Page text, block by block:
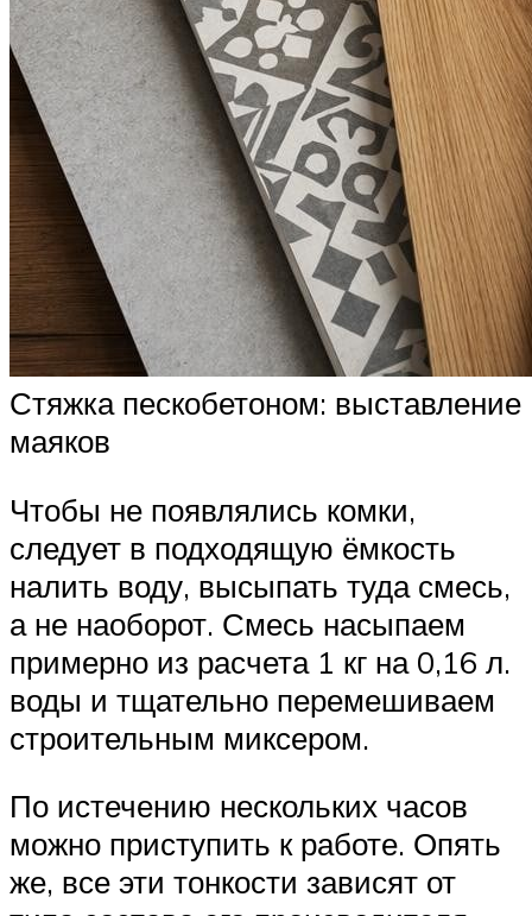
Стяжка пескобетоном: выставление
маяков
Чтобы не появлялись комки,
следует в подходящую ёмкость
налить воду, высыпать туда смесь,
а не наоборот. Смесь насыпаем
примерно из расчета 1 кг на 0,16 л.
воды и тщательно перемешиваем
строительным миксером.
По истечению нескольких часов
можно приступить к работе. Опять
же, все эти тонкости зависят от